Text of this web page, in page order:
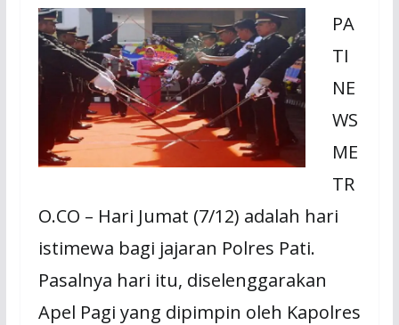
PA
TI
NE
WS
ME
TR
O.CO – Hari Jumat (7/12) adalah hari
istimewa bagi jajaran Polres Pati.
Pasalnya hari itu, diselenggarakan
Apel Pagi yang dipimpin oleh Kapolres